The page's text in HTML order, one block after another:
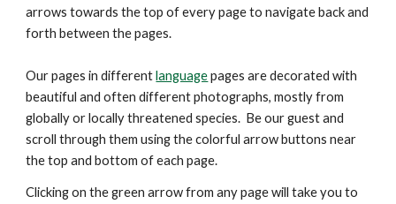
arrowstowards the top of every page to navigate back and
forth between the pages.
Our pages in differentlanguagepages are decorated with
beautiful and often different photographs, mostly from
globally or locally threatened species. Be our guest and
scroll through them using the colorful arrow buttons near
the top and bottom of each page.
Clicking on the green arrow from any page will take you to